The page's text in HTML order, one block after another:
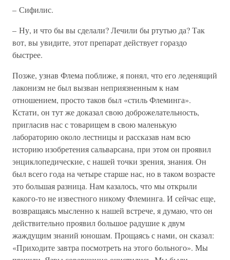
– Сифилис.
– Ну, и что бы вы сделали? Лечили бы ртутью да? Так
вот, вы увидите, этот препарат действует гораздо
быстрее.
Позже, узнав Флема поближе, я понял, что его леденящий
лаконизм не был вызван неприязненным к нам
отношением, просто таков был «стиль Флеминга».
Кстати, он тут же доказал свою доброжелательность,
пригласив нас с товарищем в свою маленькую
лабораторию около лестницы и рассказав нам всю
историю изобретения сальварсана, при этом он проявил
энциклопедические, с нашей точки зрения, знания. Он
был всего года на четыре старше нас, но в таком возрасте
это большая разница. Нам казалось, что мы открыли
какого-то не известного никому Флеминга. И сейчас еще,
возвращаясь мысленно к нашей встрече, я думаю, что он
действительно проявил большое радушие к двум
жаждущим знаний юношам. Прощаясь с нами, он сказал:
«Приходите завтра посмотреть на этого больного». Мы